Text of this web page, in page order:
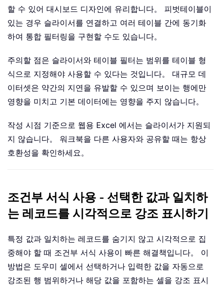
할 수 있어 대시보드 디자인에 유리합니다。 피벗테이블이
있는 경우 슬라이서를 연결하고 여러 테이블 간에 동기화
하여 통합 필터링을 구현할 수도 있습니다。
주의할 점은 슬라이서와 테이블 필터는 범위를 테이블 형
식으로 지정해야 사용할 수 있다는 것입니다。 대규모 데
이터셋은 약간의 지연을 유발할 수 있으며 보이는 행에만
영향을 미치고 기본 데이터에는 영향을 주지 않습니다。
작성 시점 기준으로 웹용 Excel 에서는 슬라이서가 지원되
지 않습니다。 워크북을 다른 사용자와 공유할 때는 항상
호환성을 확인하세요。
조건부 서식 사용 - 선택한 값과 일치하
는 레코드를 시각적으로 강조 표시하기
특정 값과 일치하는 레코드를 숨기지 않고 시각적으로 집
중해야 할 때 조건부 서식 사용이 빠른 해결책입니다。 이
방법은 도우미 셀에서 선택하거나 입력한 값을 자동으로
강조된 행 범위하거나 해당 값을 포함하는 셀을 강조 표시